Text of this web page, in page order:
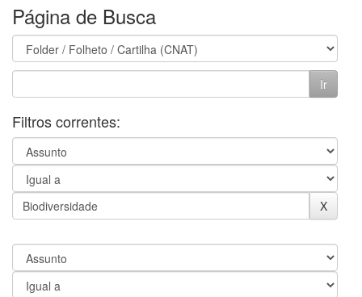
Página de Busca
Filtros correntes: